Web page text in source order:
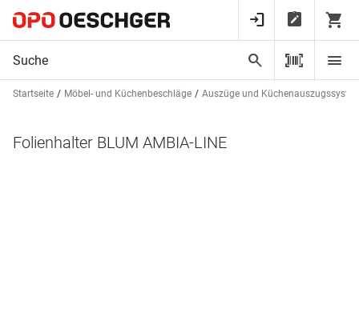
Startseite Möbel- und Küchenbeschläge Auszüge und
Folienhalter BLUM AMBIA-LINE